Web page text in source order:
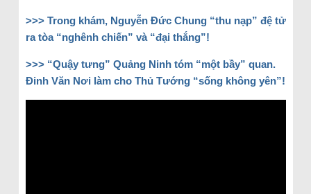
>>> Trong khám, Nguyễn Đức Chung “thu nạp” đệ tử
ra tòa “nghênh chiến” và “đại thắng”!
>>> “Quậy tưng” Quảng Ninh tóm “một bầy” quan.
Đinh Văn Nơi làm cho Thủ Tướng “sống không yên”!